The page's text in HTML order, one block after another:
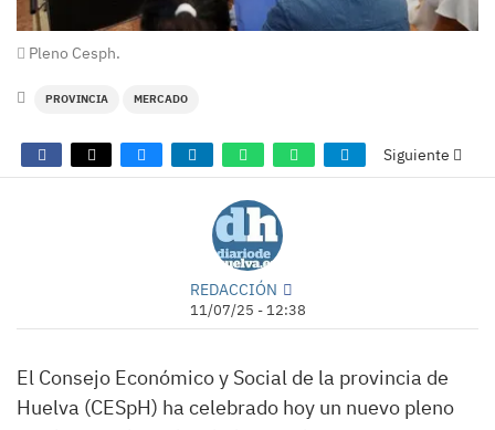
Pleno Cesph.
PROVINCIA MERCADO
Siguiente
REDACCIÓN
11/07/25 - 12:38
El Consejo Económico y Social de la provincia de
Huelva (CESpH) ha celebrado hoy un nuevo pleno